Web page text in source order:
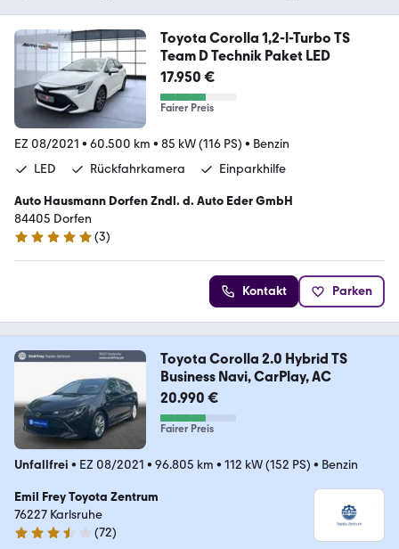
Toyota Corolla 1,2-l-Turbo TS
Team D Technik Paket LED
17.950 €
Fairer Preis
EZ 08/2021 • 60.500 km • 85 kW (116 PS) • Benzin
LED
Rückfahrkamera Einparkhilfe
Auto Hausmann Dorfen Zndl. d. Auto Eder GmbH
84405 Dorfen
5 Sterne
(3)
Kontakt Parken
Toyota Corolla 2.0 Hybrid TS
Business Navi, CarPlay, AC
20.990 €
Fairer Preis
Unfallfrei • EZ 08/2021 • 96.805 km • 112 kW (152 PS) • Benzin
Emil Frey Toyota Zentrum
76227 Karlsruhe
3.7 Sterne
(72)